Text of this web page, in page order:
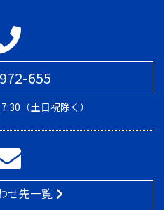
655
（土日祝除く）
せ先一覧